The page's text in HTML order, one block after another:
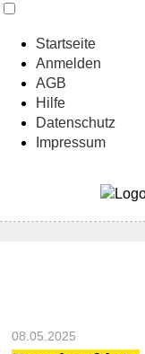
Startseite
Anmelden
AGB
Hilfe
Datenschutz
Impressum
08.05.2025